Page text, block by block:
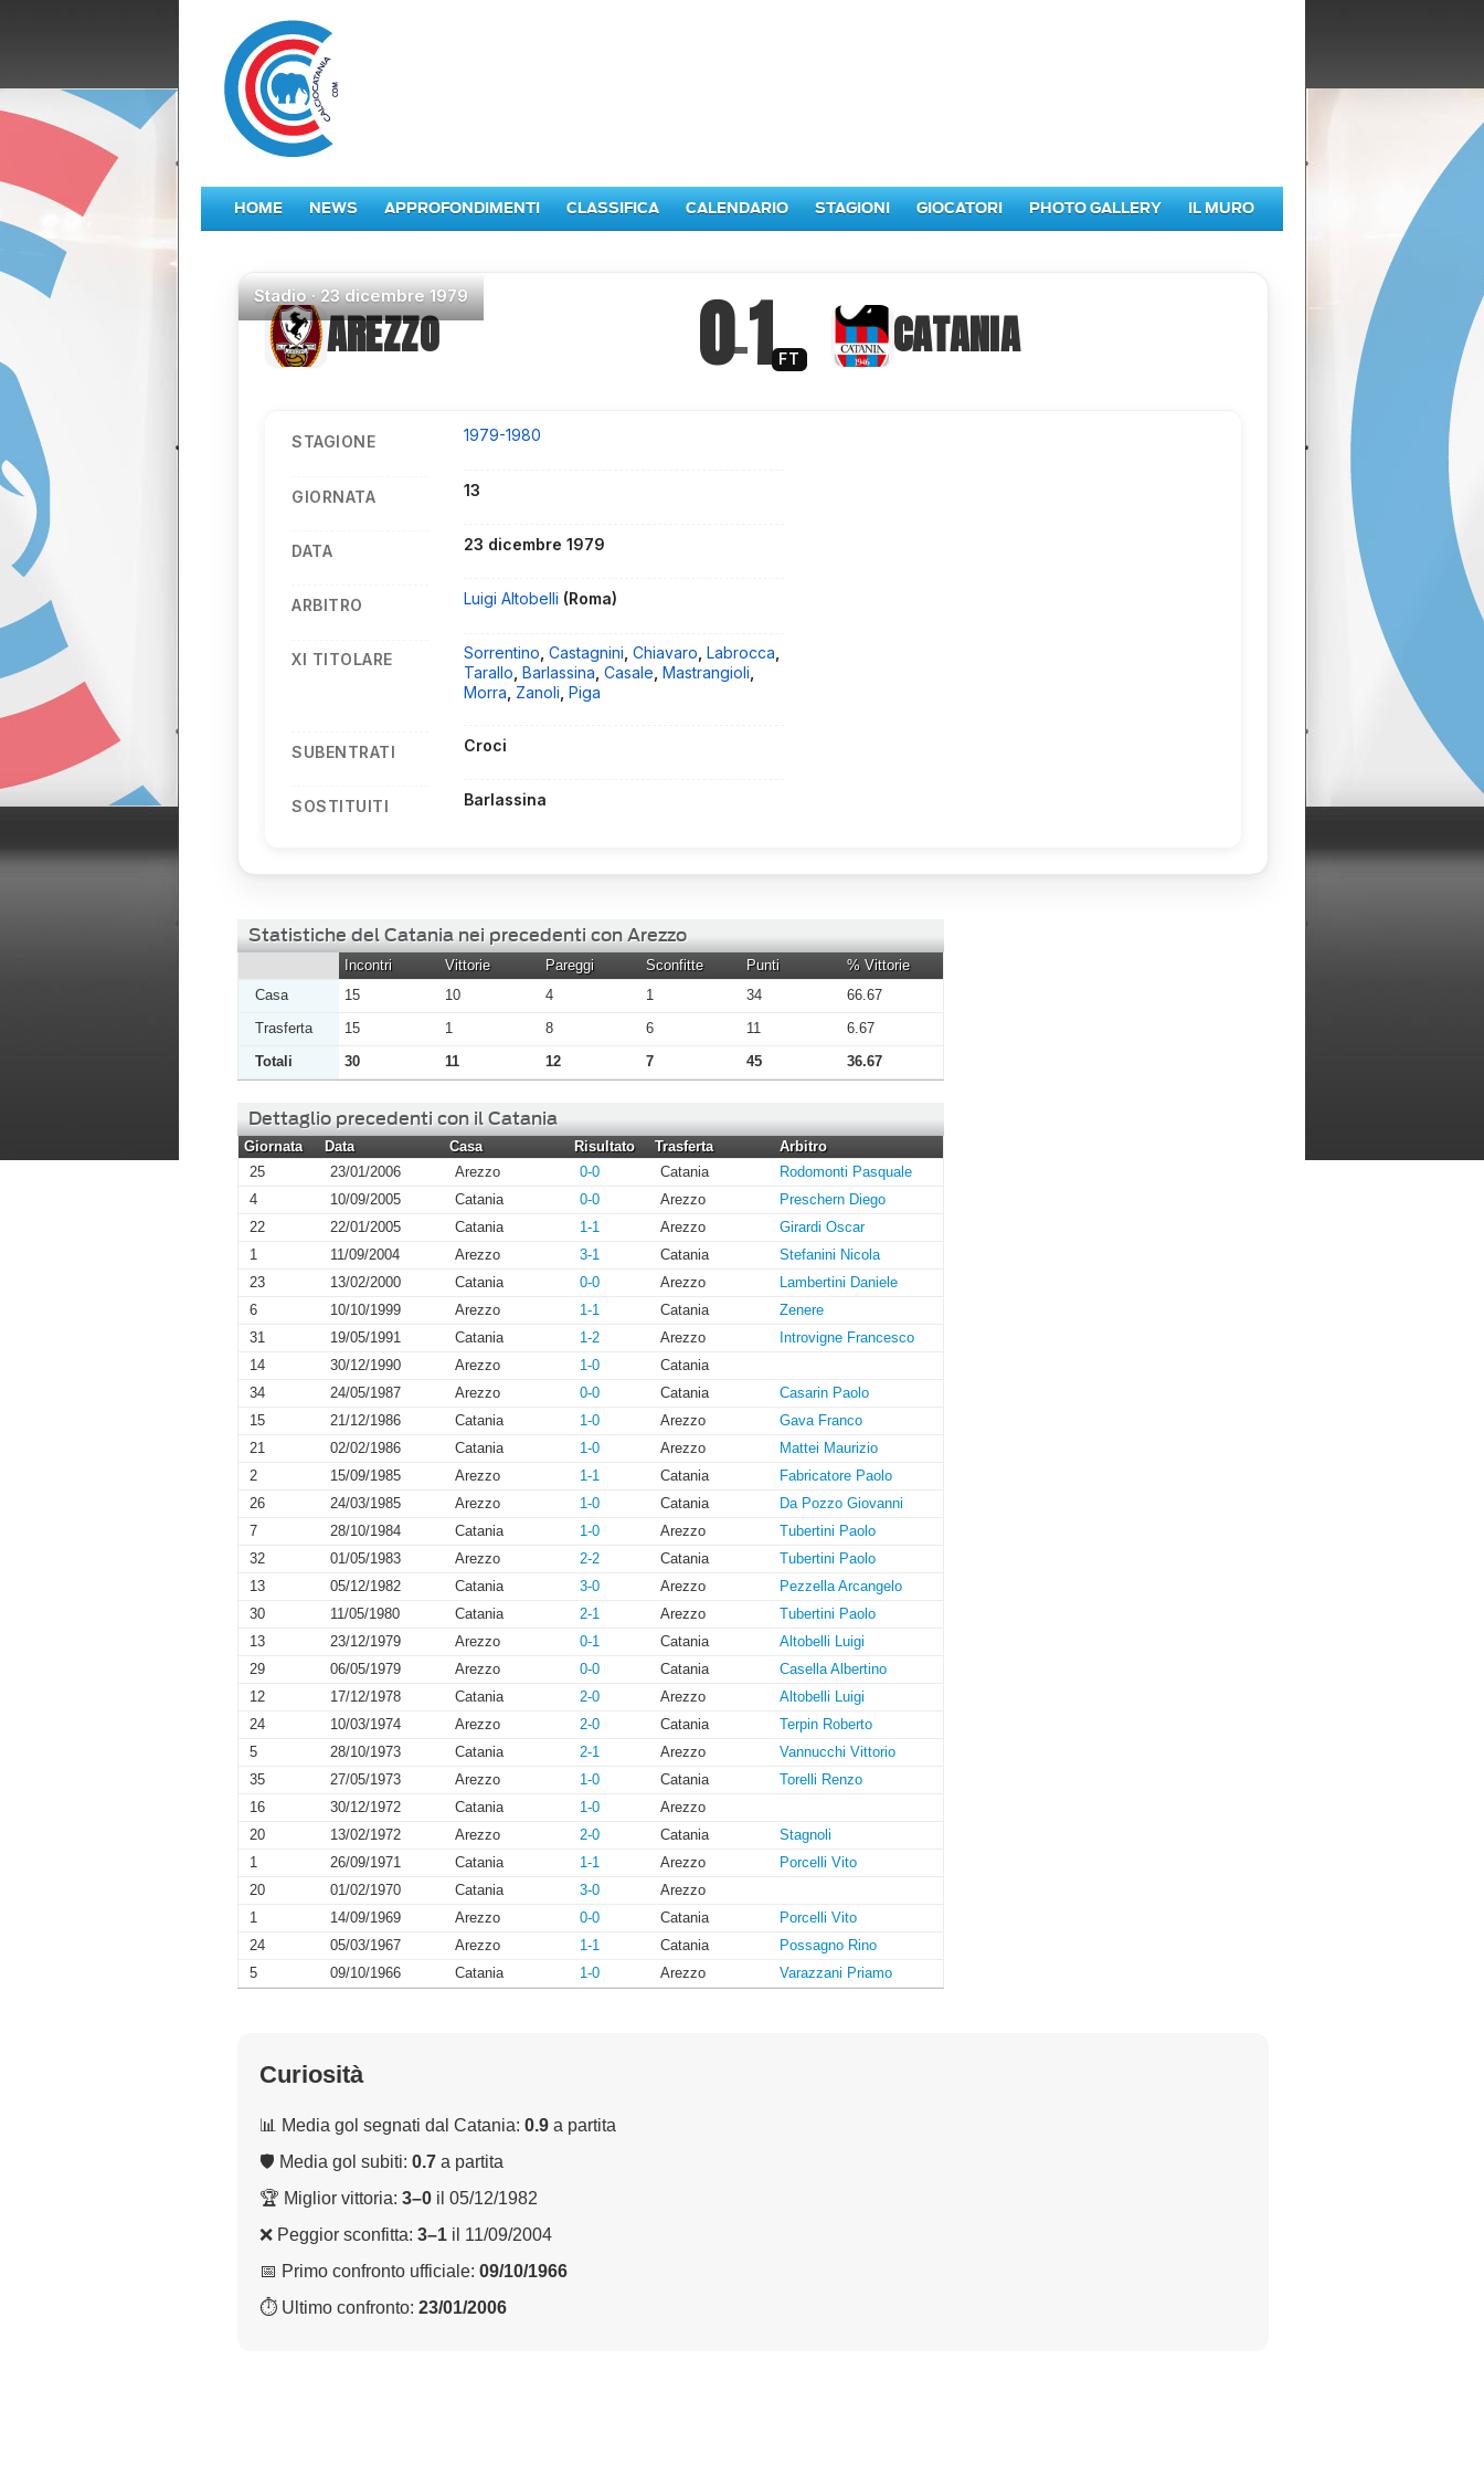
HOME NEWS APPROFONDIMENTI CLASSIFICA CALENDARIO STAGIONI GIOCATORI PHOTO GALLERY IL MURO
Stadio·23 dicembre 1979
AREZZO 0–1 FT CATANIA
STAGIONE 1979-1980
GIORNATA 13
DATA 23 dicembre 1979
ARBITRO Luigi Altobelli (Roma)
XI TITOLARE Sorrentino ,Castagnini ,Chiavaro ,Labrocca
Tarallo ,Barlassina ,Casale ,Mastrangioli
Morra Zanoli ,Piga
SUBENTRATI Croci
SOSTITUITI Barlassina
Statistiche del Catania nei precedenti con Arezzo
Incontri Vittorie Pareggi Sconfitte Punti
% Vittorie
Casa
15 10 4 1 34
66.67
Trasferta
15 1 8 6 11
6.67
Totali
30 11 12 7 45 36.67
Dettaglio precedenti con il Catania
Giornata Data Casa Risultato Trasferta
Arbitro
25
23/01/2006 Arezzo 0-0 Catania
Rodomonti Pasquale
4
10/09/2005 Catania 0-0 Arezzo
Preschern Diego
22
22/01/2005 Catania 1-1 Arezzo
Girardi Oscar
1
11/09/2004 Arezzo 3-1 Catania
Stefanini Nicola
23
13/02/2000 Catania 0-0 Arezzo
Lambertini Daniele
6
10/10/1999 Arezzo 1-1 Catania
Zenere
31
19/05/1991 Catania 1-2 Arezzo
Introvigne Francesco
14
30/12/1990 Arezzo 1-0
Catania
34
24/05/1987 Arezzo 0-0 Catania
Casarin Paolo
15
21/12/1986 Catania 1-0 Arezzo
Gava Franco
21
02/02/1986 Catania 1-0 Arezzo
Mattei Maurizio
2
15/09/1985 Arezzo 1-1 Catania
Fabricatore Paolo
26
24/03/1985 Arezzo 1-0 Catania
Da Pozzo Giovanni
7
28/10/1984 Catania 1-0 Arezzo
Tubertini Paolo
32
01/05/1983 Arezzo 2-2 Catania
Tubertini Paolo
13
05/12/1982 Catania 3-0 Arezzo
Pezzella Arcangelo
30
11/05/1980 Catania 2-1 Arezzo
Tubertini Paolo
13
23/12/1979 Arezzo 0-1 Catania
Altobelli Luigi
29
06/05/1979 Arezzo 0-0 Catania
Casella Albertino
12
17/12/1978 Catania 2-0 Arezzo
Altobelli Luigi
24
10/03/1974 Arezzo 2-0 Catania
Terpin Roberto
5
28/10/1973 Catania 2-1 Arezzo
Vannucchi Vittorio
35
27/05/1973 Arezzo 1-0 Catania
Torelli Renzo
16
30/12/1972 Catania 1-0
Arezzo
20
13/02/1972 Arezzo 2-0 Catania
Stagnoli
1
26/09/1971 Catania 1-1 Arezzo
Porcelli Vito
20
01/02/1970 Catania 3-0
Arezzo
1
14/09/1969 Arezzo 0-0 Catania
Porcelli Vito
24
05/03/1967 Arezzo 1-1 Catania
Possagno Rino
5
09/10/1966 Catania 1-0 Arezzo Varazzani Priamo
Curiosità
📊 Media gol segnati dal Catania: 0.9 a partita
🛡 Media gol subiti: 0.7 a partita
🏆 Miglior vittoria: 3–0 il 05/12/1982
❌ Peggior sconfitta: 3–1 il 11/09/2004
📅 Primo confronto ufficiale: 09/10/1966
⏱ Ultimo confronto: 23/01/2006